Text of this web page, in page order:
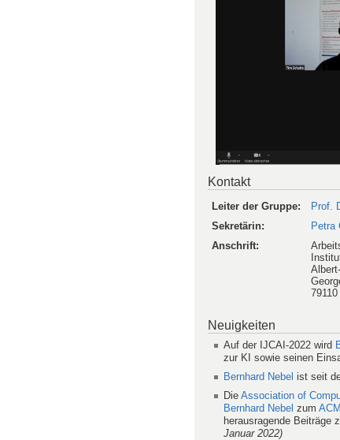
Kontakt
Leiter der Gruppe:
Prof.
Sekretärin:
Petra
Anschrift:
Neuigkeiten
Auf der IJCAI-2022 wird
zur KI sowie seinen
Bernhard Nebel ist seit
DieAssociation of
Bernhard Nebel zum
herausragende Beiträge
Januar 2022)